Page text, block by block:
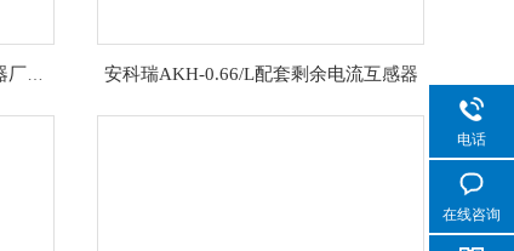
安科瑞AKH-0.66/L配套剩余电流互感器
电话
在线咨询